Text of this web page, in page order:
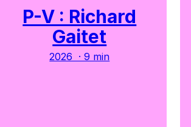
P-V : Richard
Gaitet
2026 · 9 min